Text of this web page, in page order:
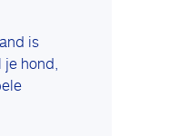
is
je hond,